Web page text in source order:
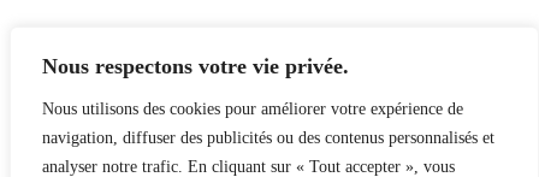
Nous respectons votre vie privée.
Nous utilisons des cookies pour améliorer votre expérience de
navigation, diffuser des publicités ou des contenus personnalisés et
analyser notre trafic. En cliquant sur « Tout accepter », vous